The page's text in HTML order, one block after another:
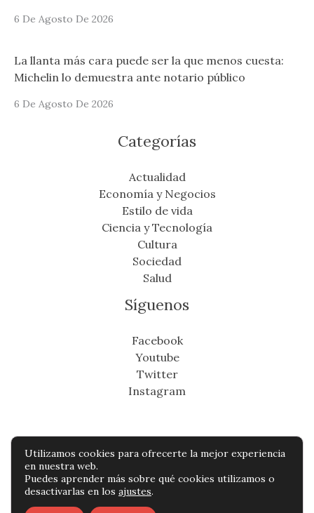
6 De Agosto De 2026
La llanta más cara puede ser la que menos cuesta:
Michelin lo demuestra ante notario público
6 De Agosto De 2026
Categorías
Actualidad
Economía y Negocios
Estilo de vida
Ciencia y Tecnología
Cultura
Sociedad
Salud
Síguenos
Facebook
Youtube
Twitter
Instagram
Copyright © Todos os direitos reservados -
eldistritonoticias.com
Política de privacidad
Utilizamos cookies para ofrecerte la mejor experiencia
en nuestra web.
Puedes aprender más sobre qué cookies utilizamos o
desactivarlas en los ajustes.